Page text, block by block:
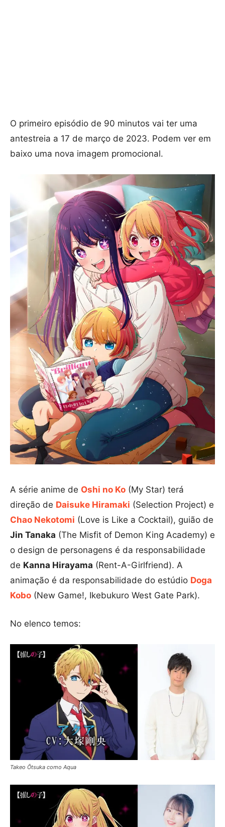
O primeiro episódio de 90 minutos vai ter uma
antestreia a 17 de março de 2023. Podem ver em
baixo uma nova imagem promocional.
A série anime de Oshi no Ko (My Star) terá
direção de Daisuke Hiramaki (Selection Project) e
Chao Nekotomi (Love is Like a Cocktail), guião de
Jin Tanaka (The Misfit of Demon King Academy) e
o design de personagens é da responsabilidade
de Kanna Hirayama (Rent-A-Girlfriend). A
animação é da responsabilidade do estúdio Doga
Kobo (New Game!, Ikebukuro West Gate Park).
No elenco temos:
Takeo Ōtsuka como Aqua